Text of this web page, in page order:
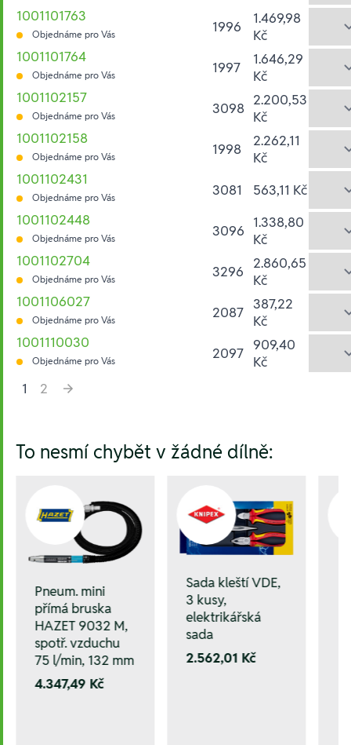
1001101763
Objednáme pro Vás 1996
1.469,98
Kč
1001101764
Objednáme pro Vás 1997
1.646,29
Kč
1001102157
Objednáme pro Vás 3098 2.200,53
Kč
1001102158
Objednáme pro Vás 1998
2.262,11
Kč
1001102431
Objednáme pro Vás 3081
563,11 Kč
1001102448
Objednáme pro Vás 3096 1.338,80
Kč
1001102704
Objednáme pro Vás 3296
2.860,65
Kč
1001106027
Objednáme pro Vás 2087 387,22
Kč
1001110030
Objednáme pro Vás 2097 909,40
Kč
1
2
To nesmí chybět v žádné dílně:
Pneum. mini
přímá bruska
HAZET 9032 M,
spotř. vzduchu
75 l/min, 132 mm
4.347,49 Kč
Sada kleští VDE,
3 kusy,
elektrikářská
sada
2.562,01 Kč